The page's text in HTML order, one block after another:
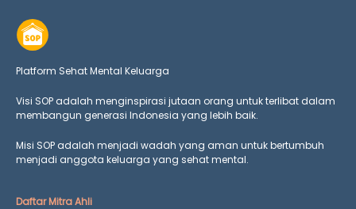
Platform Sehat Mental Keluarga
Visi SOP adalah menginspirasi jutaan orang untuk terlibat dalam
membangun generasi Indonesia yang lebih baik.
Misi SOP adalah menjadi wadah yang aman untuk bertumbuh
menjadi anggota keluarga yang sehat mental.
Daftar Mitra Ahli